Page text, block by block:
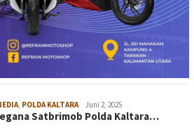
, POLDA KALTARA Juni 2, 2025
Satbrimob Polda Kaltara…